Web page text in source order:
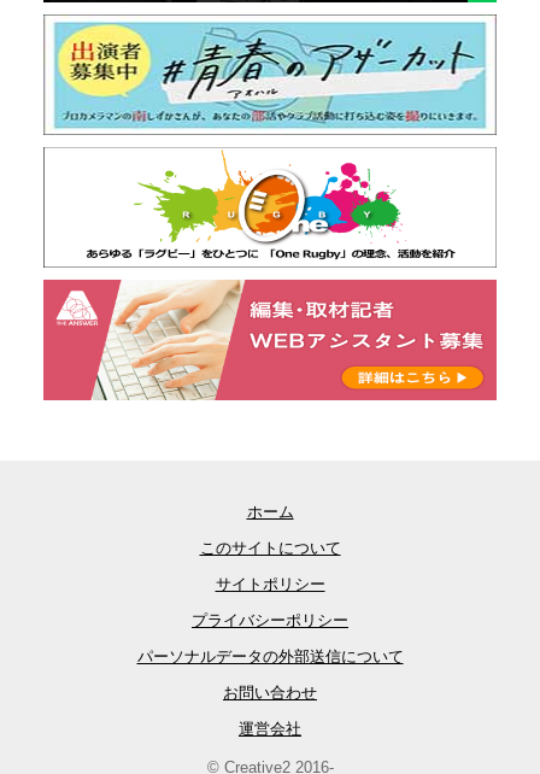
ホーム
このサイトについて
サイトポリシー
プライバシーポリシー
パーソナルデータの外部送信について
お問い合わせ
運営会社
© Creative2 2016-